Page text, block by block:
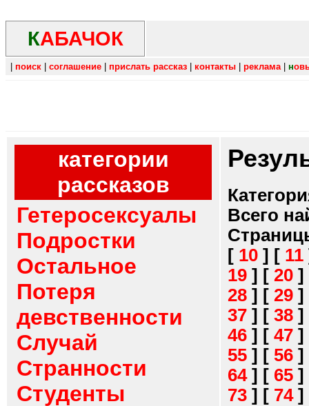
КАБАЧОК
поиск соглашение прислать рассказ контакты реклама| н
категории
рассказов
Гетеросексуалы
Подростки
Остальное
Потеря
девственности
Случай
Странности
Студенты
Всего
[ 10 ] [ 11
19 ] [ 20 ]
28 ] [ 29 ]
37 ] [ 38 ]
46 ] [ 47 ]
55 ] [ 56 ]
64] [ 65 ]
73 ] [ 74]